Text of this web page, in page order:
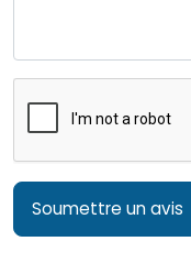
Soumettre un avis